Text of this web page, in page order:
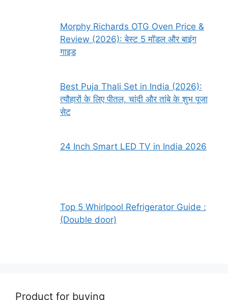
Morphy Richards OTG Oven Price &
Review (2026): बेस्ट 5 मॉडल और बाइंग
गाइड
Best Puja Thali Set in India (2026):
त्यौहारों के लिए पीतल, चांदी और तांबे के शुभ पूजा
सेट
24 Inch Smart LED TV in India 2026
Top 5 Whirlpool Refrigerator Guide :
(Double door)
Product for buying